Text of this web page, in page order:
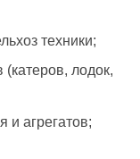
техники;
лодок,
и агрегатов;